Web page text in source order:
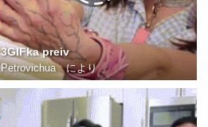
3GIFka preiv
Petrovichuaにより